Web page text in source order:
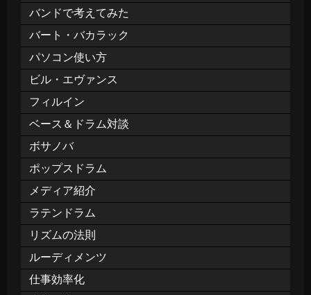
バンドで考えてみた
バート・バカラック
パソコン使い方
ビル・エヴァンス
フィルイン
ベース＆ドラム対談
ボサノバ
ポップスドラム
メディア紹介
ラテンドラム
リズムの法則
ルーディメンツ
仕事効率化